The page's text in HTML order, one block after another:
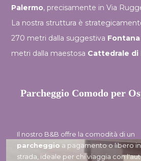
Palermo, precisamente in Via
La nostra struttura è
270 metri dalla suggestiva
metri dalla maestosa Cattedrale di
Parcheggio Comodo per
Il nostro B&B offre la comodità di un
parcheggio a pagamento o libero in
strada, ideale per chi viaggia con